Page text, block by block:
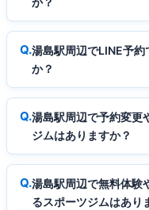
湯島駅周辺でLINE予
か？
湯島駅周辺で予約変更
ジムはありますか？
湯島駅周辺で無料体験
るスポーツジムはあり